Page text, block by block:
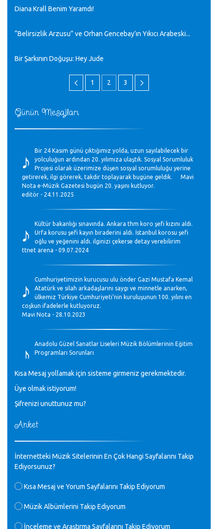
Günün Mesajları
♪
Bir 24 Kasım günü çıktığımız yolda, uzun sayılabilecek bir
yolculuğun ardından 20. yılımıza ulaştık. Sosyal Sorumluluk
Projesi olarak üzerimize düşen sosyal sorumluluğu yerine
getirerek, ilgi görerek, takdir toplayarak bugüne geldik. Mavi
Nota e-Müzik Gazetesi bugün 20. yaşını kutluyor.
editör - 24.11.2025
♪
Kültür bakanlığı sınavında. Ankara thm koro şefi kızını aldı.
Urfa korusu şefi kayın biraderini aldı. İstanbul korosu şefi
oğlu ve yeğenini aldı. ilginizi çekerse detay verebilirim
ttnet arena - 09.07.2024
♪
Cumhuriyetimizin kurucusu ulu önder Gazi Mustafa Kemal
Atatürk ve silah arkadaşlarını saygı ve minnetle anarken,
ülkemiz Türkiye Cumhuriyeti’nin kuruluşunun 100. yılını en
coşkun ifadelerle kutluyoruz.
Mavi Nota - 28.10.2023
♪
Anadolu Güzel Sanatlar Liseleri Müzik Bölümlerinin Eğitim
Programları Sorunları
♪
GEÇMİŞ OLSUN TÜRKİYE!
Mavi Nota - 07.02.2023
♪
30 yıl sonra karşılaşmak çok güzel Kurtuluş, teveccüh
M.Semih Baylan - 08.01.2023
♪
Değerli Müfit hocama en içten sevgi saygılarımı iletin
yaptım.1994 yılında derginin bu daldaki ödülüne layık
görülmüştüm evde yıllar sonra plaketi buldum hadi bir
Kısa Mesaj yollamak için sisteme girmeniz gerekmektedir.
Üye olmak istiyorum!
Şifrenizi unuttunuz mu?
Anket
İnternetteki Müzik Sitelerinin En Çok Hangi Sayfalarını Takip
Ediyorsunuz?
Kısa Mesaj ve Yorum Sayfalarını Takip Ediyorum
Müzik Albümlerini Takip Ediyorum
İnceleme ve Araştırma Sayfalarını Takip Ediyorum
Diana Krall Benim Yaramdı!
“Belirsizlik Arzusu” ve Orhan Gencebay’ın Yıkıcı Arabeski...
Bir Şarkının Doğuşu: Hey Jude
1 2 3